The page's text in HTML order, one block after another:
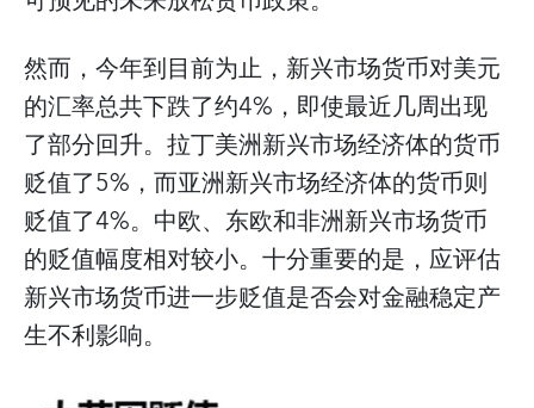
然而，今年到目前为止，新兴市场货币对美元
的汇率总共下跌了约4%，即使最近几周出现
了部分回升。拉丁美洲新兴市场经济体的货币
贬值了5%，而亚洲新兴市场经济体的货币则
贬值了4%。中欧、东欧和非洲新兴市场货币
的贬值幅度相对较小。十分重要的是，应评估
新兴市场货币进一步贬值是否会对金融稳定产
生不利影响。